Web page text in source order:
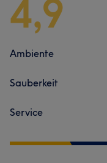
4,9
Ambiente
Sauberkeit
Service